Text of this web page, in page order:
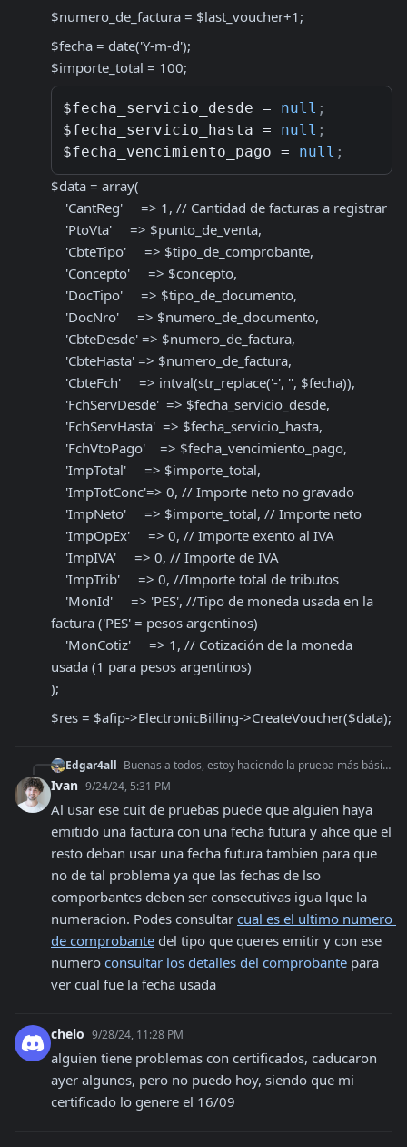
$numero_de_factura = $last_voucher+1;
$fecha = date('Y-m-d');
$importe_total = 100;
$fecha_servicio_desde = null ;
$fecha_servicio_hasta = null ;
$fecha_vencimiento_pago = null ;
$data = array(
factura ('PES' = pesos argentinos)
usada (1 para pesos argentinos)
);
$res = $afip->ElectronicBilling->CreateVoucher($data);
Edgar4all Buenas a todos, estoy haciendo la prueba más básica de la documentación y obtengo este error, ¿alguien sabe porque? @user (10016) El numero o fecha del compr
Ivan 9/24/24, 5:31 PM
Al usar ese cuit de pruebas puede que alguien haya
emitido una factura con una fecha futura y ahce que el
resto deban usar una fecha futura tambien para que
no de tal problema ya que las fechas de lso
comporbantes deben ser consecutivas igua lque la
numeracion. Podes consultar cual es el ultimo numero
de comprobante del tipo que queres emitir y con ese
numero consultar los detalles del comprobante para
ver cual fue la fecha usada
chelo 9/28/24, 11:28 PM
alguien tiene problemas con certificados, caducaron
ayer algunos, pero no puedo hoy, siendo que mi
certificado lo genere el 16/09